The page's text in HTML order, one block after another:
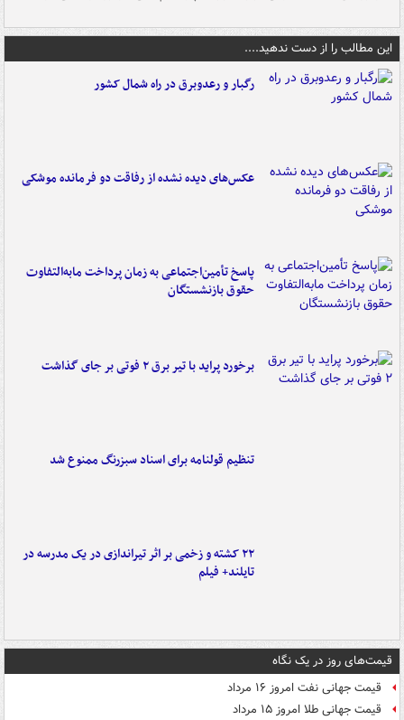
این مطالب را از دست ندهید....
رگبار و رعدوبرق در راه شمال کشور
عکس‌های دیده نشده از رفاقت دو فرمانده‌ موشکی
پاسخ تأمین‌اجتماعی به زمان پرداخت مابه‌التفاوت
حقوق بازنشستگان
برخورد پراید با تیر برق ۲ فوتی بر جای گذاشت
تنظیم قولنامه برای اسناد سبزرنگ ممنوع شد
۲۲ کشته و زخمی بر اثر تیراندازی در یک مدرسه در
تایلند+ فیلم
قیمت‌های روز در یک نگاه
قیمت جهانی نفت امروز ۱۶ مرداد
قیمت جهانی طلا امروز ۱۵ مرداد